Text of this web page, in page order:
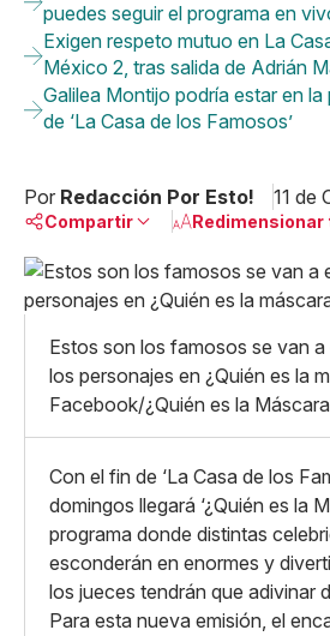
puedes seguir el programa en
Exigen respeto mutuo en La
México 2, tras salida de Adrián
Galilea Montijo podría estar en
de ‘La Casa de los Famosos’
Por Redacción Por Esto! 11 de
Compartir
Linkedin
Facebook
X
Whatsapp
Copiar enlace
Redimensionar
Pequeño
Mediano
Grande
Estos son los famosos se van
los personajes en ¿Quién es la
Facebook/¿Quién es la
Con el fin de ‘La Casa de los
domingos llegará ‘¿Quién es la
programa donde distintas
esconderán en enormes y
los jueces tendrán que adivinar
Para esta nueva emisión, el